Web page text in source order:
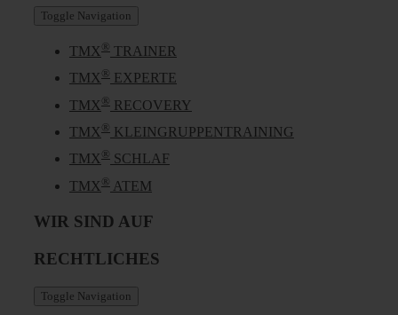
Toggle Navigation
TMX ®TRAINER
TMX ®EXPERTE
TMX ®RECOVERY
TMX ®KLEINGRUPPENTRAINING
TMX ®SCHLAF
TMX ®ATEM
WIR SIND AUF
RECHTLICHES
Toggle Navigation